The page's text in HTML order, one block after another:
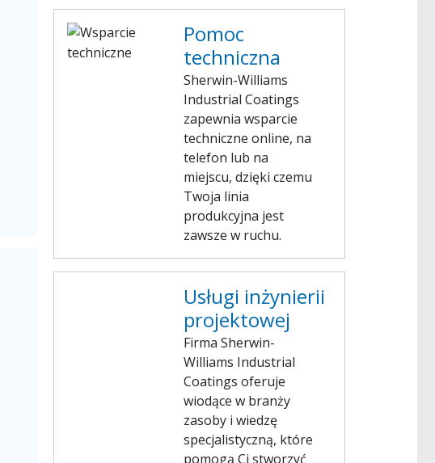
Pomoc
techniczna
Sherwin-Williams
Industrial Coatings
zapewnia wsparcie
techniczne online, na
telefon lub na
miejscu, dzięki czemu
Twoja linia
produkcyjna jest
zawsze w ruchu.
Usługi inżynierii
projektowej
Firma Sherwin-
Williams Industrial
Coatings oferuje
wiodące w branży
zasoby i wiedzę
specjalistyczną, które
pomogą Ci stworzyć